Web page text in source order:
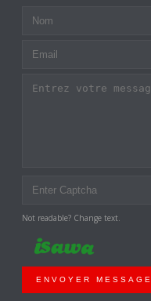
Not readable? Change text.
ENVOYER MESSAGE